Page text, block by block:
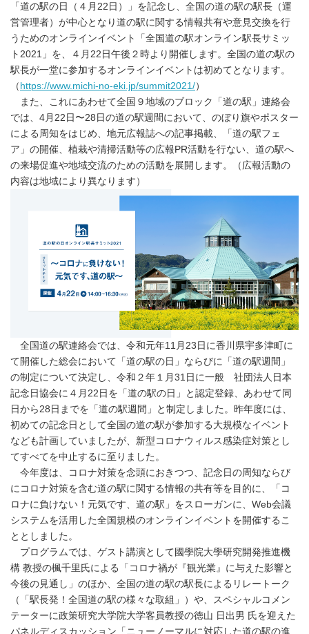
「道の駅の日（４月22日）」を記念し、全国の道の駅の駅長（運
営管理者）が中心となり道の駅に関する情報共有や意見交換を行
うためのオンラインイベント「全国道の駅オンライン駅長サミッ
ト2021」を、４月22日午後２時より開催します。全国の道の駅の
駅長が一堂に参加するオンラインイベントは初めてとなります。
（ https://www.michi-no-eki.jp/summit2021/）
また、これにあわせて全国９地域のブロック「道の駅」連絡会
では、4月22日〜28日の道の駅週間において、のぼり旗やポスター
による周知をはじめ、地元広報誌への記事掲載、「道の駅フェ
ア」の開催、植栽や清掃活動等の広報PR活動を行ない、道の駅へ
の来場促進や地域交流のための活動を展開します。（広報活動の
内容は地域により異なります）
全国道の駅連絡会では、令和元年11月23日に香川県宇多津町に
て開催した総会において「道の駅の日」ならびに「道の駅週間」
の制定について決定し、令和２年１月31日に一般 社団法人日本
記念日協会に４月22日を「道の駅の日」と認定登録、あわせて同
日から28日までを「道の駅週間」と制定しました。昨年度には、
初めての記念日として全国の道の駅が参加する大規模なイベント
なども計画していましたが、新型コロナウィルス感染症対策とし
てすべてを中止するに至りました。
今年度は、コロナ対策を念頭におきつつ、記念日の周知ならび
にコロナ対策を含む道の駅に関する情報の共有等を目的に、「コ
ロナに負けない！元気です、道の駅」をスローガンに、Web会議
システムを活用した全国規模のオンラインイベントを開催するこ
ととしました。
プログラムでは、ゲスト講演として國學院大學研究開発推進機
構 教授の楓千里氏による「コロナ禍が『観光業』に与えた影響と
今後の見通し」のほか、全国の道の駅の駅長によるリレートーク
（「駅長発！全国道の駅の様々な取組」）や、スペシャルコメン
テーターに政策研究大学院大学客員教授の徳山 日出男 氏を迎えた
パネルディスカッション「ニューノーマルに対応した道の駅の進